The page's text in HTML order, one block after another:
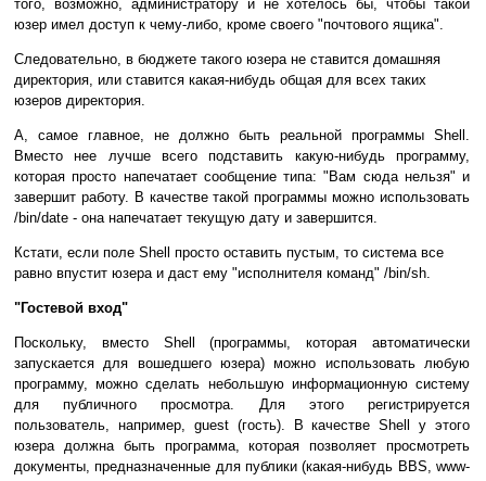
того, возможно, администратору и не хотелось бы, чтобы такой
юзер имел доступ к чему-либо, кроме своего "почтового ящика".
Следовательно, в бюджете такого юзера не ставится домашняя
директория, или ставится какая-нибудь общая для всех таких
юзеров директория.
А, самое главное, не должно быть реальной программы Shell.
Вместо нее лучше всего подставить какую-нибудь программу,
которая просто напечатает сообщение типа: "Вам сюда нельзя" и
завершит работу. В качестве такой программы можно использовать
/bin/date - она напечатает текущую дату и завершится.
Кстати, если поле Shell просто оставить пустым, то система все
равно впустит юзера и даст ему "исполнителя команд" /bin/sh.
"Гостевой вход"
Поскольку, вместо Shell (программы, которая автоматически
запускается для вошедшего юзера) можно использовать любую
программу, можно сделать небольшую информационную систему
для публичного просмотра. Для этого регистрируется
пользователь, например, guest (гость). В качестве Shell у этого
юзера должна быть программа, которая позволяет просмотреть
документы, предназначенные для публики (какая-нибудь BBS, www-